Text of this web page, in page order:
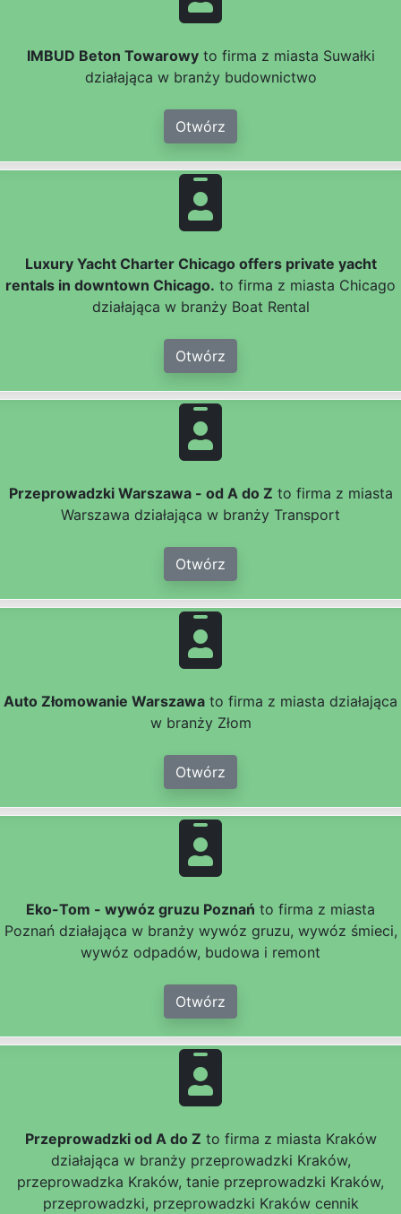
IMBUD Beton Towarowyto firma z miasta Suwałki
działająca w branży budownictwo
Otwórz
Luxury Yacht Charter Chicago offers private yacht
rentals in downtown Chicago. to firma z miasta Chicago
działająca w branży Boat Rental
Otwórz
Przeprowadzki Warszawa - od A do Z to firma z miasta
Warszawa działająca w branży Transport
Otwórz
Auto Złomowanie Warszawa to firma z miasta działająca
w branży Złom
Otwórz
Eko-Tom - wywóz gruzu Poznań to firma z miasta
Poznań działająca w branży wywóz gruzu, wywóz śmieci,
wywóz odpadów, budowa i remont
Otwórz
Przeprowadzki od A do Z to firma z miasta Kraków
działająca w branży przeprowadzki Kraków,
przeprowadzka Kraków, tanie przeprowadzki Kraków,
przeprowadzki, przeprowadzki Kraków cennik